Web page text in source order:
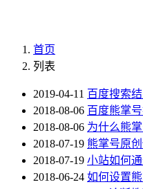
首页
列表
2019-04-11 百度搜索
2018-08-06 百度熊掌
2018-08-06 为什么熊
2018-07-19 熊掌号原
2018-07-19 小站如何
2018-06-24 如何设置熊